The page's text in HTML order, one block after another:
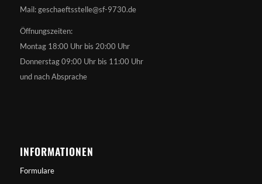
Mail: geschaeftsstelle@sf-9730.de
Öffnungszeiten:
Montag 18:00 Uhr bis 20:00 Uhr
Donnerstag 09:00 Uhr bis 11:00 Uhr
und nach Absprache
INFORMATIONEN
Formulare